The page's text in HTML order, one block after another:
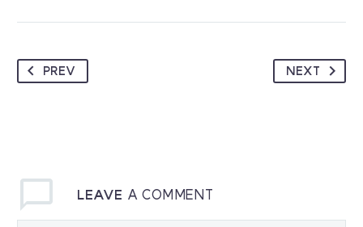
PREV NEXT
LEAVE A COMMENT